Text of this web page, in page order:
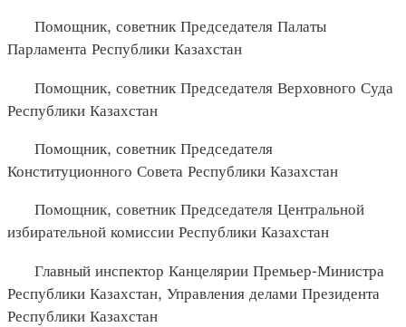
Помощник, советник Председателя Палаты
Парламента Республики Казахстан
Помощник, советник Председателя Верховного Суда
Республики Казахстан
Помощник, советник Председателя
Конституционного Совета Республики Казахстан
Помощник, советник Председателя Центральной
избирательной комиссии Республики Казахстан
Главный инспектор Канцелярии Премьер-Министра
Республики Казахстан, Управления делами Президента
Республики Казахстан